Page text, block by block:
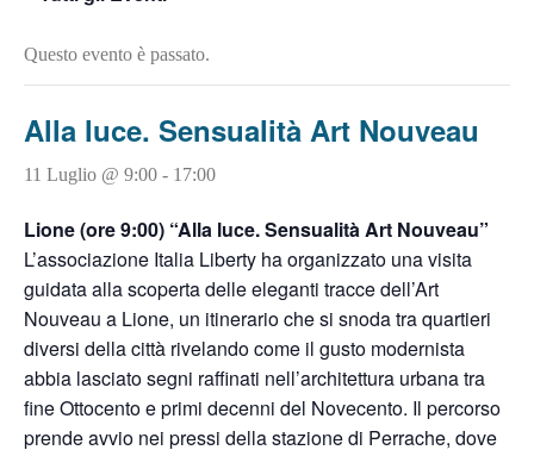
Questo evento è passato.
Alla luce. Sensualità Art Nouveau
11 Luglio @ 9:00 - 17:00
Lione (ore 9:00) “Alla luce. Sensualità Art Nouveau”
L’associazione Italia Liberty ha organizzato una visita
guidata alla scoperta delle eleganti tracce dell’Art
Nouveau a Lione, un itinerario che si snoda tra quartieri
diversi della città rivelando come il gusto modernista
abbia lasciato segni raffinati nell’architettura urbana tra
fine Ottocento e primi decenni del Novecento. Il percorso
prende avvio nei pressi della stazione di Perrache, dove